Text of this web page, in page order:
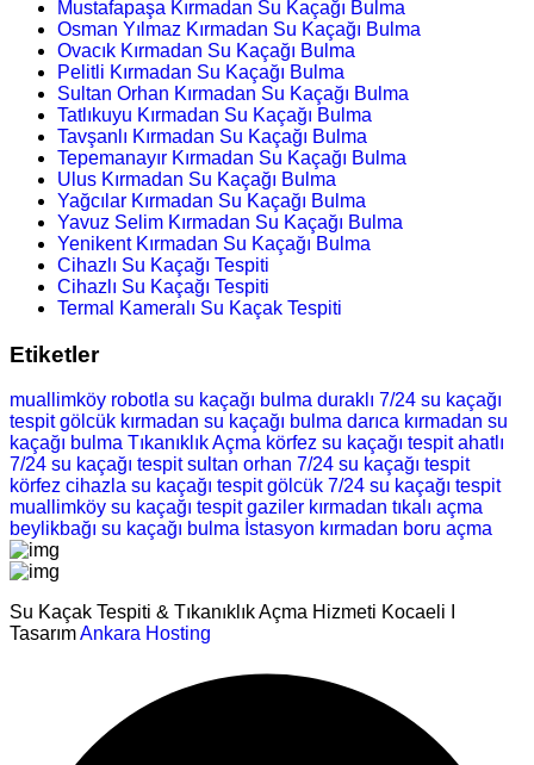
Mustafapaşa Kırmadan Su Kaçağı Bulma
Osman Yılmaz Kırmadan Su Kaçağı Bulma
Ovacık Kırmadan Su Kaçağı Bulma
Pelitli Kırmadan Su Kaçağı Bulma
Sultan Orhan Kırmadan Su Kaçağı Bulma
Tatlıkuyu Kırmadan Su Kaçağı Bulma
Tavşanlı Kırmadan Su Kaçağı Bulma
Tepemanayır Kırmadan Su Kaçağı Bulma
Ulus Kırmadan Su Kaçağı Bulma
Yağcılar Kırmadan Su Kaçağı Bulma
Yavuz Selim Kırmadan Su Kaçağı Bulma
Yenikent Kırmadan Su Kaçağı Bulma
Cihazlı Su Kaçağı Tespiti
Cihazlı Su Kaçağı Tespiti
Termal Kameralı Su Kaçak Tespiti
Etiketler
muallimköy robotla su kaçağı bulma duraklı 7/24 su kaçağı
tespit gölcük kırmadan su kaçağı bulma darıca kırmadan su
kaçağı bulma Tıkanıklık Açma körfez su kaçağı tespit ahatlı
7/24 su kaçağı tespit sultan orhan 7/24 su kaçağı tespit
körfez cihazla su kaçağı tespit gölcük 7/24 su kaçağı tespit
muallimköy su kaçağı tespit gaziler kırmadan tıkalı açma
beylikbağı su kaçağı bulma İstasyon kırmadan boru açma
Su Kaçak Tespiti & Tıkanıklık Açma Hizmeti Kocaeli I
TasarımAnkara Hosting